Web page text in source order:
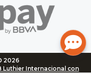
2026
Luthier Internacional con